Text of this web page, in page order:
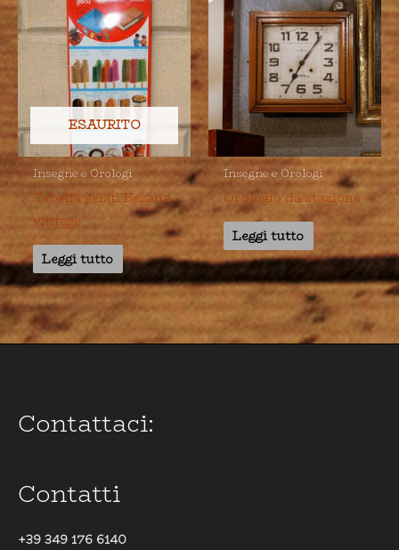
ESAURITO
Insegne e Orologi
Tabella gelati Besana
vintage
Leggi tutto
Insegne e Orologi
Orologio da stazione
Leggi tutto
Contattaci:
Contatti
+39 349 176 6140